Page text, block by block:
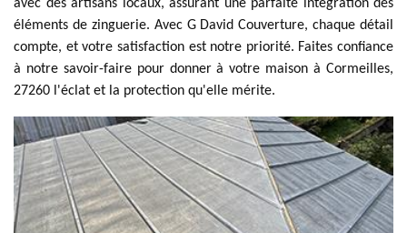
avec des artisans locaux, assurant une parfaite intégration des
éléments de zinguerie. Avec G David Couverture, chaque détail
compte, et votre satisfaction est notre priorité. Faites confiance
à notre savoir-faire pour donner à votre maison à Cormeilles,
27260 l'éclat et la protection qu'elle mérite.